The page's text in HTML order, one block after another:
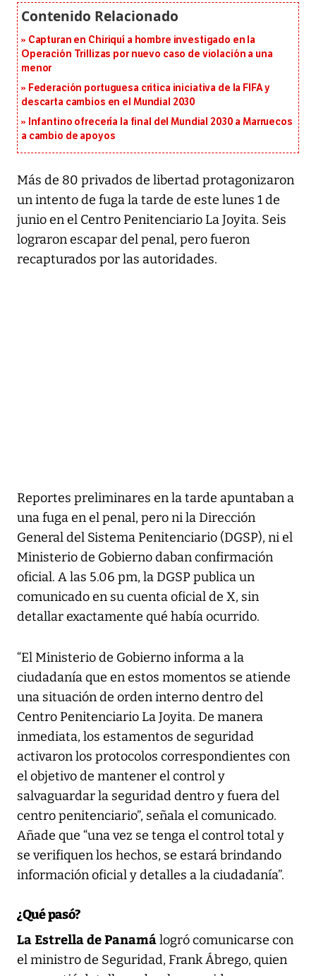
Capturan en Chiriquí a hombre investigado en la
Operación Trillizas por nuevo caso de violación a una
menor
Federación portuguesa critica iniciativa de la FIFA y
descarta cambios en el Mundial 2030
Infantino ofrecería la final del Mundial 2030 a Marruecos
a cambio de apoyos
Más de 80 privados de libertad protagonizaron
un intento de fuga la tarde de este lunes 1 de
junio en el Centro Penitenciario La Joyita. Seis
lograron escapar del penal, pero fueron
recapturados por las autoridades.
Reportes preliminares en la tarde apuntaban a
una fuga en el penal, pero ni la Dirección
General del Sistema Penitenciario (DGSP), ni el
Ministerio de Gobierno daban confirmación
oficial. A las 5.06 pm, la DGSP publica un
comunicado en su cuenta oficial de X, sin
detallar exactamente qué había ocurrido.
“El Ministerio de Gobierno informa a la
ciudadanía que en estos momentos se atiende
una situación de orden interno dentro del
Centro Penitenciario La Joyita. De manera
inmediata, los estamentos de seguridad
activaron los protocolos correspondientes con
el objetivo de mantener el control y
salvaguardar la seguridad dentro y fuera del
centro penitenciario”, señala el comunicado.
Añade que “una vez se tenga el control total y
se verifiquen los hechos, se estará brindando
información oficial y detalles a la ciudadanía”.
¿Qué pasó?
La Estrella de Panamálogró comunicarse con
el ministro de Seguridad, Frank Ábrego, quien